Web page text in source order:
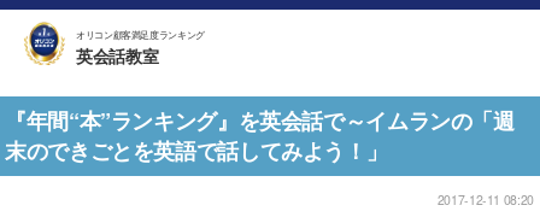
オリコン顧客満足度ランキング
英会話教室
『年間“本”ランキング』を英会話で～イムランの「週
末のできごとを英語で話してみよう！」
2017-12-11 08:20